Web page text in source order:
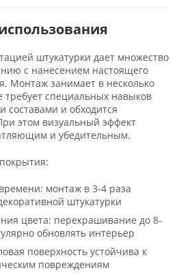
штукатурки дает множество
с нанесением настоящего
Монтаж занимает в несколько
специальных навыков
составами и обходится
этом визуальный эффект
и убедительным.
монтаж в 3-4 раза
штукатурки
цвета: перекрашивание до 8-
обновлять интерьер
поверхность устойчива к
повреждениям